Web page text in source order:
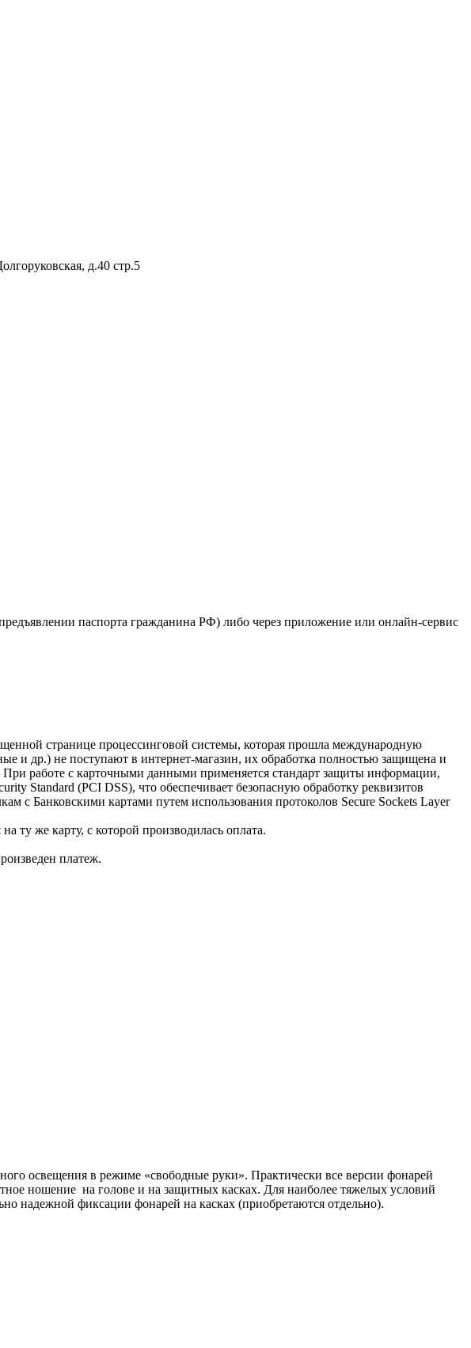
д.40 стр.5
паспорта гражданина РФ) либо через приложение или онлайн-сервис
странице процессинговой системы, которая прошла международную
и др.) не поступают в интернет-магазин, их обработка полностью защищена и
работе с карточными данными применяется стандарт защиты информации,
Standard (PCI DSS), что обеспечивает безопасную обработку реквизитов
с Банковскими картами путем использования протоколов Secure Sockets Layer
ту же карту, с которой производилась оплата.
платеж.
освещения в режиме «свободные руки». Практически все версии фонарей
ношение на голове и на защитных касках. Для наиболее тяжелых условий
надежной фиксации фонарей на касках (приобретаются отдельно).